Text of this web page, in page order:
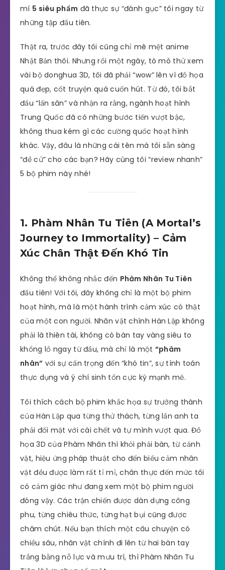
mí 5 siêu phẩm đã thực sự “đánh gục” tôi ngay từ
những tập đầu tiên.
Thật ra, trước đây tôi cũng chỉ mê mệt anime
Nhật Bản thôi. Nhưng rồi một ngày, tò mò thử xem
vài bộ donghua 3D, tôi đã phải “wow” lên vì đồ họa
quá đẹp, cốt truyện quá cuốn hút. Từ đó, tôi bắt
đầu “lấn sân” và nhận ra rằng, ngành hoạt hình
Trung Quốc đã có những bước tiến vượt bậc,
không thua kém gì các cường quốc hoạt hình
khác. Vậy, đâu là những cái tên mà tôi sẵn sàng
“đề cử” cho các bạn? Hãy cùng tôi “review nhanh”
5 bộ phim này nhé!
1. Phàm Nhân Tu Tiên (A Mortal’s
Journey to Immortality) – Cảm
Xúc Chân Thật Đến Khó Tin
Không thể không nhắc đến Phàm Nhân Tu Tiên
đầu tiên! Với tôi, đây không chỉ là một bộ phim
hoạt hình, mà là một hành trình cảm xúc có thật
của một con người. Nhân vật chính Hàn Lập không
phải là thiên tài, không có bàn tay vàng siêu to
khổng lồ ngay từ đầu, mà chỉ là một “phàm
nhân” với sự cẩn trọng đến “khó tin”, sự tính toán
thực dụng và ý chí sinh tồn cực kỳ mạnh mẽ.
Tôi thích cách bộ phim khắc họa sự trưởng thành
của Hàn Lập qua từng thử thách, từng lần anh ta
phải đối mặt với cái chết và tự mình vượt qua. Đồ
họa 3D của Phàm Nhân thì khỏi phải bàn, từ cảnh
vật, hiệu ứng pháp thuật cho đến biểu cảm nhân
vật đều được làm rất tỉ mỉ, chân thực đến mức tôi
có cảm giác như đang xem một bộ phim người
đóng vậy. Các trận chiến được dàn dựng công
phu, từng chiêu thức, từng hạt bụi cũng được
chăm chút. Nếu bạn thích một câu chuyện có
chiều sâu, nhân vật chính đi lên từ hai bàn tay
trắng bằng nỗ lực và mưu trí, thì Phàm Nhân Tu